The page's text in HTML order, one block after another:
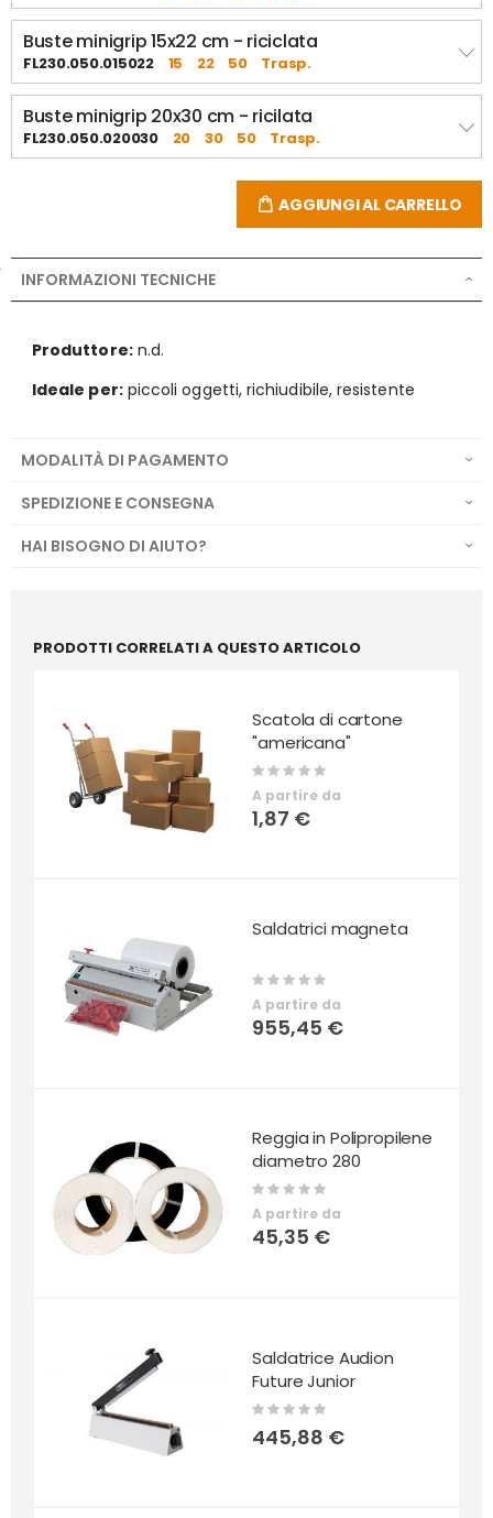
Buste minigrip 15x22 cm - riciclata
FL230.050.015022 15 22 50 Trasp.
Buste minigrip 20x30 cm - ricilata
FL230.050.020030 20 30 50 Trasp.
AGGIUNGI AL CARRELLO
INFORMAZIONI TECNICHE
Produttore:n.d.
Ideale per:piccoli oggetti, richiudibile, resistente
MODALITÀ DI PAGAMENTO
SPEDIZIONE E CONSEGNA
HAI BISOGNO DI AIUTO?
PRODOTTI CORRELATI A QUESTO ARTICOLO
Scatola di cartone
"americana"
Rating:
0%
A partire da
1,87 €
Saldatrici magneta
Rating:
0%
A partire da
955,45 €
Reggia in Polipropilene
diametro 280
Rating:
A partire da
45,35 €
Saldatrice Audion
Future Junior
Rating:
0%
445,88 €